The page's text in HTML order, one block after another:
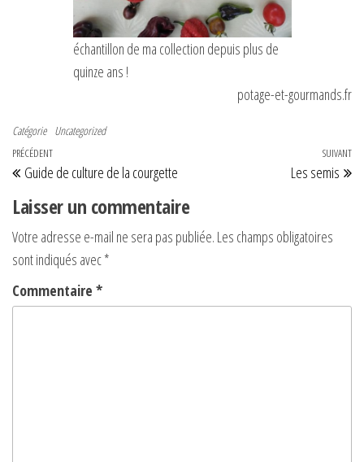
échantillon de ma collection depuis plus de
quinze ans !
potage-et-gourmands.fr
Catégorie Uncategorized
Navigation de l’article
Article précédent
PRÉCÉDENT
Guide de culture de la courgette
SUIVANT
Les semis
Laisser un commentaire
Votre adresse e-mail ne sera pas publiée. Les champs obligatoires
sont indiqués avec*
Commentaire *